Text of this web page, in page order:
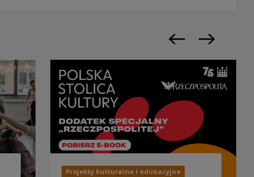
Projekty kulturalne i edukacyjne
Previous slide
Next slide